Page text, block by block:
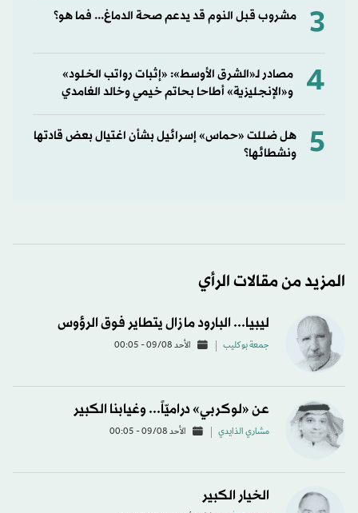
3 مشروب قبل النوم قد يدعم صحة الدماغ... فما هو؟
4
مصادر لـ«الشرق الأوسط»: «إثبات رواتب الخلود»
و«الإنجليزية» أطاحا بحاتم خيمي وخالد الغامدي
5
هل ضللت «حماس» إسرائيل بشأن اغتيال بعض قادتها
ونشطائها؟
المزيد من مقالات الرأي
ليبيا... البارود ما زال يتطاير فوق الرؤوس
جمعة بوكليب الأحد 09/08 - 00:05
عن «لوكربي» دراميّاً... وغيابنا الكبير
مشاري الذايدي الأحد 09/08 - 00:05
الخيار الكبير